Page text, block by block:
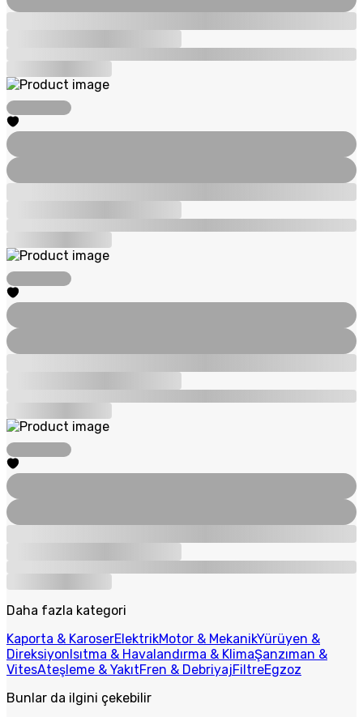
Daha fazla kategori
Kaporta & KaroserElektrikMotor & MekanikYürüyen &
DireksiyonIsıtma & Havalandırma & KlimaŞanzıman &
VitesAteşleme & YakıtFren & DebriyajFiltreEgzoz
Bunlar da ilgini çekebilir